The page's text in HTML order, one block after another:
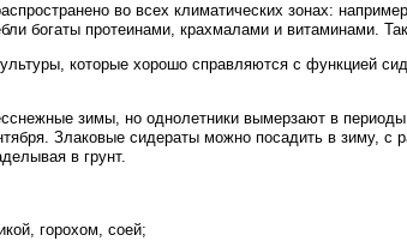
во всех климатических зонах:
богаты протеинами, крахмалами и витаминами.
которые хорошо справляются с функцией
зимы, но однолетники вымерзают в
Злаковые сидераты можно посадить в зиму,
в грунт.
горохом, соей;